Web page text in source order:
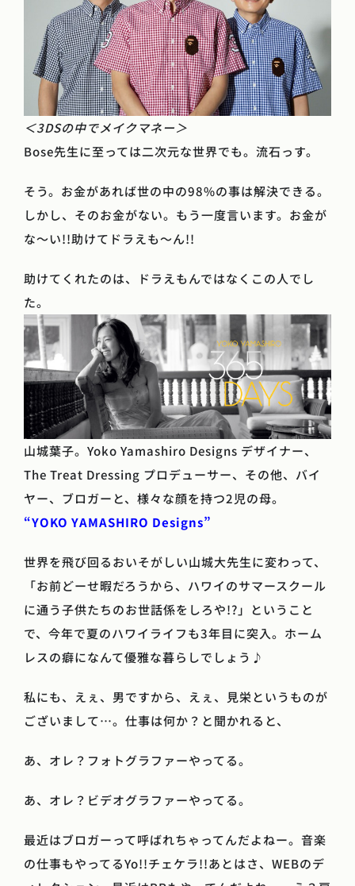
＜3DSの中でメイクマネー＞
Bose先生に至っては二次元な世界でも。流石っす。
そう。お金があれば世の中の98%の事は解決できる。
しかし、そのお金がない。もう一度言います。お金が
な〜い!!助けてドラえも〜ん!!
助けてくれたのは、ドラえもんではなくこの人でし
た。
山城葉子。Yoko Yamashiro Designs デザイナー、
The Treat Dressing プロデューサー、その他、バイ
ヤー、ブロガーと、様々な顔を持つ2児の母。
“YOKO YAMASHIRO Designs”
世界を飛び回るおいそがしい山城大先生に変わって、
「お前どーせ暇だろうから、ハワイのサマースクール
に通う子供たちのお世話係をしろや!?」ということ
で、今年で夏のハワイライフも3年目に突入。ホーム
レスの癖になんて優雅な暮らしでしょう♪
私にも、えぇ、男ですから、えぇ、見栄というものが
ございまして…。仕事は何か？と聞かれると、
あ、オレ？フォトグラファーやってる。
あ、オレ？ビデオグラファーやってる。
最近はブロガーって呼ばれちゃってんだよねー。音楽
の仕事もやってるYo!!チェケラ!!あとはさ、WEBのデ